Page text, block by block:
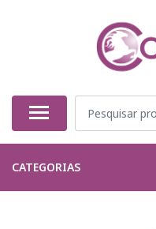
CATEGORIAS